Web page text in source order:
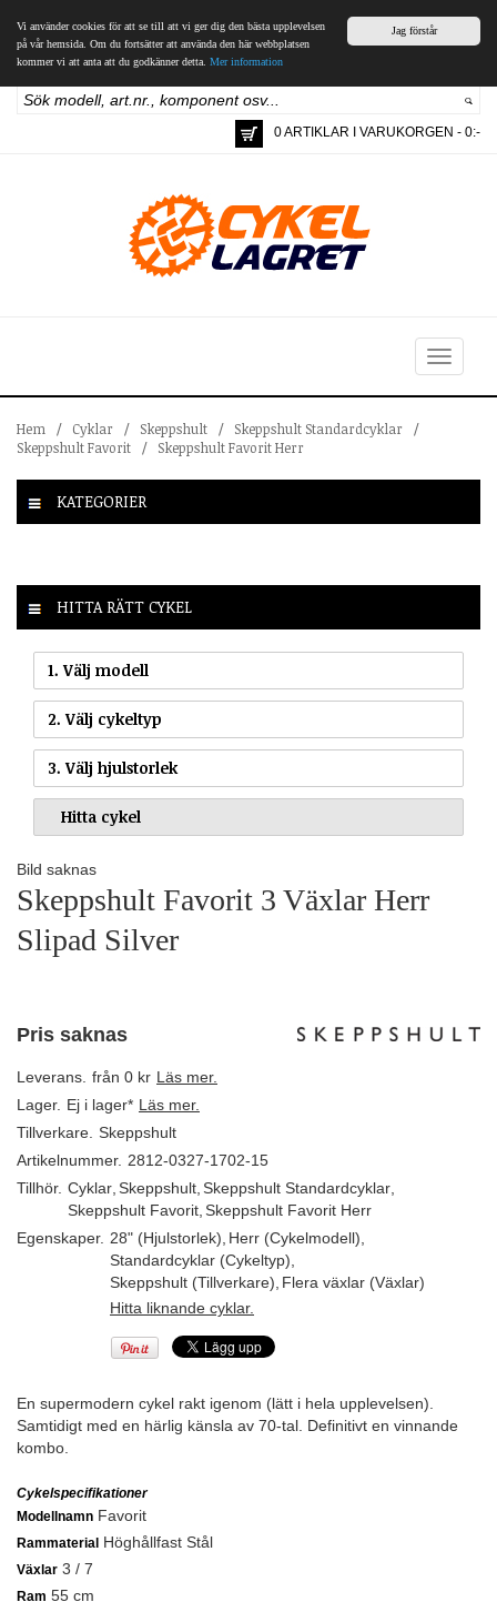
Jag förstår
Vi använder cookies för att se till att vi ger dig den bästa upplevelsen
på vår hemsida. Om du fortsätter att använda den här webbplatsen
kommer vi att anta att du godkänner detta. Mer information
0 ARTIKLAR I VARUKORGEN - 0:-
Toggle
navigation
Hem / Cyklar / Skeppshult / Skeppshult Standardcyklar
/
Skeppshult Favorit
/ Skeppshult Favorit Herr
KATEGORIER
HITTA RÄTT CYKEL
1. Välj modell
2. Välj cykeltyp
3. Välj hjulstorlek
Bild saknas
Skeppshult Favorit 3 Växlar Herr
Slipad Silver
Pris saknas
Leverans. från 0 kr Läs mer.
Lager. Ej i lager* Läs mer.
Tillverkare. Skeppshult
Artikelnummer. 2812-0327-1702-15
Tillhör. Cyklar Skeppshult Skeppshult Standardcyklar
Skeppshult Favorit Skeppshult Favorit Herr
Egenskaper. 28" (Hjulstorlek) Herr (Cykelmodell)
Standardcyklar (Cykeltyp)
Skeppshult (Tillverkare) Flera växlar (Växlar)
Hitta liknande cyklar.
En supermodern cykel rakt igenom (lätt i hela upplevelsen).
Samtidigt med en härlig känsla av 70-tal. Definitivt en vinnande
kombo.
Cykelspecifikationer
Modellnamn Favorit
Rammaterial Höghållfast Stål
Växlar 3 / 7
Ram 55 cm